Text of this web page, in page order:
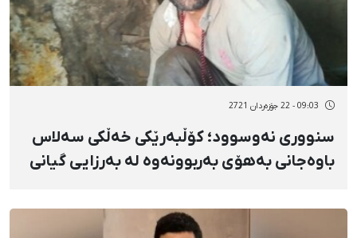
09:03 - 22 جۆزەردان 2721
سنووری نەوسوود؛ کۆڵبەرێکی خەڵکی سەلاس
باوەجانی بەهۆی بەربوونەوە لە بەرزایی گیانی